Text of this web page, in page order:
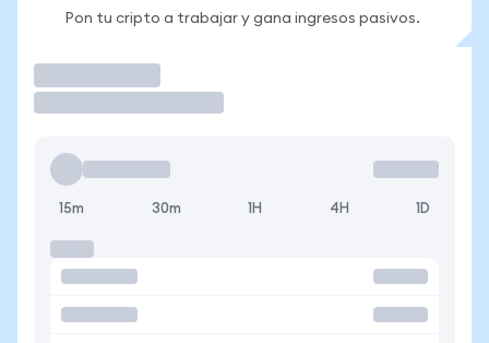
Pon tu cripto a trabajar y gana ingresos pasivos.
15m 30m 1H 4H 1D